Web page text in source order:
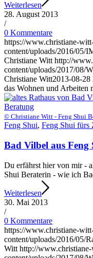
Weiterlesen
28. August 2013
/
0 Kommentare
https://www.christiane-
content/uploads/2016/05/
Christiane Witt http://
content/uploads/2017/08/
Christiane Witt2013-08-28
das Wohnen und Arbeiten
© Christiane Witt - Feng Shui
Feng Shui, Feng Shui fürs
Bad Vilbel aus Feng
Du erfährst hier von mir -
Shui Beraterin - wie ich
Weiterlesen
30. Mai 2013
/
0 Kommentare
https://www.christiane-
content/uploads/2016/05/
Witt http://